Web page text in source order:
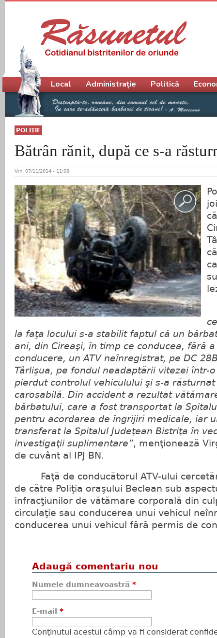
POLIŢIE
Bătrân rănit, după ce s-a
Vin, 07/11/2014 - 11:08
la faţa locului s-a stabilit faptul că un
ani, din Cireaşi, în timp ce conducea, fără
conducere, un ATV neînregistrat, pe DC
Târlişua, pe fondul neadaptării vitezei într-
pierdut controlul vehiculului şi s-a
carosabilă. Din accident a rezultat
bărbatului, care a fost transportat la
pentru acordarea de îngrijiri medicale, iar
transferat la Spitalul Judeţean Bistriţa în
investigaţii suplimentare”, menţionează
de cuvânt al IPJ BN.
Faţă de conducătorul ATV-ului
de către Poliţia oraşului Beclean sub
infracţiunilor de vătămare corporală din
circulaţie sau conducerea unui vehicul
conducerea unui vehicul fără permis de
Adaugă comentariu nou
Numele dumneavoastră *
E-mail *
Conţinutul acestui câmp va fi considerat
Meniu principal
Local Administrație Politică